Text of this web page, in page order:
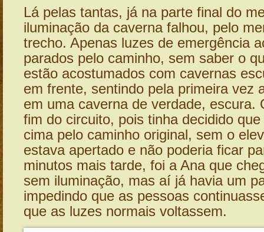
Lá pelas tantas, já na parte final do
iluminação da caverna falhou, pelo
trecho. Apenas luzes de emergência
parados pelo caminho, sem saber o
estão acostumados com cavernas
em frente, sentindo pela primeira vez
em uma caverna de verdade, escura.
fim do circuito, pois tinha decidido
cima pelo caminho original, sem o
estava apertado e não poderia ficar
minutos mais tarde, foi a Ana que
sem iluminação, mas aí já havia um
impedindo que as pessoas
que as luzes normais voltassem.